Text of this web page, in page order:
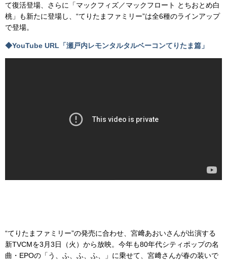
て復活登場、さらに「マックフィズ／マックフロート とちおとめ白
桃」も新たに登場し、“てりたまファミリー”は全6種のラインアップ
で登場。
◆YouTube URL「瀬戸内レモンタルタルベーコンてりたま篇」
“てりたまファミリー”の発売に合わせ、宮﨑あおいさんが出演する
新TVCMを3月3日（火）から放映。今年も80年代シティポップの名
曲・EPOの「う、ふ、ふ、ふ、」に乗せて、宮﨑さんが春の装いで